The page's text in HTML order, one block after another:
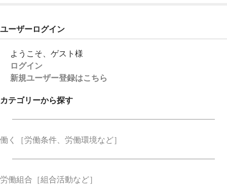
ユーザーログイン
ようこそ、ゲスト様
ログイン
新規ユーザー登録はこちら
カテゴリーから探す
働く ［労働条件、労働環境など］
労働組合 ［組合活動など］